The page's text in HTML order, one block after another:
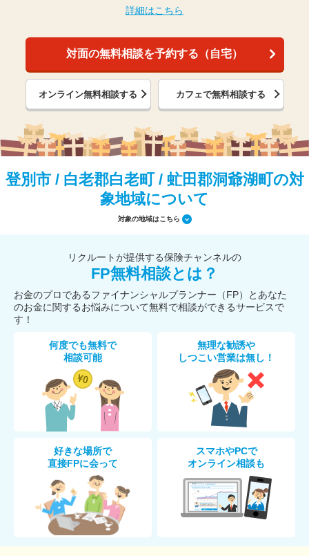
詳細はこちら
対面の無料相談を予約する（自宅）
オンライン無料相談する カフェで無料相談する
登別市 / 白老郡白老町 / 虻田郡洞爺湖町の対
象地域について
対象の地域はこちら
リクルートが提供する保険チャンネルの
FP無料相談とは？
お金のプロであるファイナンシャルプランナー（FP）とあなた
のお金に関するお悩みについて無料で相談ができるサービスで
す！
何度でも無料で
相談可能
無理な勧誘や
しつこい営業は無し！
好きな場所で
直接FPに会って
スマホやPCで
オンライン相談も